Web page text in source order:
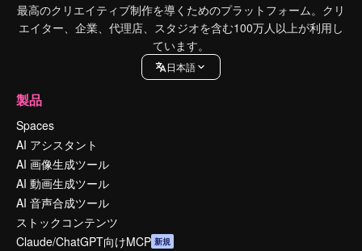
最高のクリエイティブ制作を導くためのプラットフォーム。クリ
エイター、企業、代理店、スタジオを含む100万人以上が利用し
ています。
日本語
製品
Spaces
AI アシスタント
AI 画像生成ツール
AI 動画生成ツール
AI 音声合成ツール
ストックコンテンツ
Claude/ChatGPT向けMCP 新規